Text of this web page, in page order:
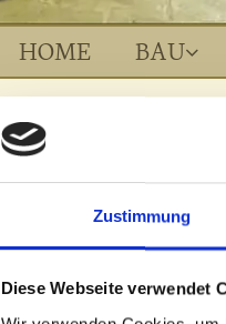
Zustimmung
Diese Webseite verwendet
HOME BAU